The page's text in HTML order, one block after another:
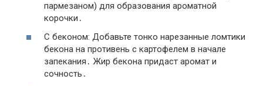
пармезаном) для образования ароматной
корочки․
С беконом: Добавьте тонко нарезанные ломтики
бекона на противень с картофелем в начале
запекания․ Жир бекона придаст аромат и
сочность․